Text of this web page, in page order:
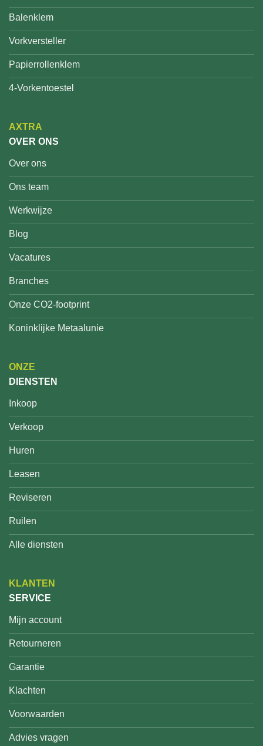
Balenklem
Vorkversteller
Papierrollenklem
4-Vorkentoestel
AXTRA
OVER ONS
Over ons
Ons team
Werkwijze
Blog
Vacatures
Branches
Onze CO2-footprint
Koninklijke Metaalunie
ONZE
DIENSTEN
Inkoop
Verkoop
Huren
Leasen
Reviseren
Ruilen
Alle diensten
KLANTEN
SERVICE
Mijn account
Retourneren
Garantie
Klachten
Voorwaarden
Advies vragen